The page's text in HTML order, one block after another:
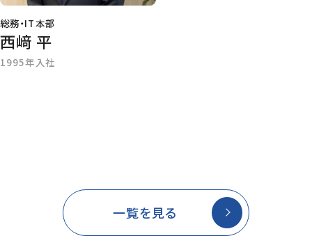
総務・IT本部
西﨑 平
1995年入社
一覧を見る